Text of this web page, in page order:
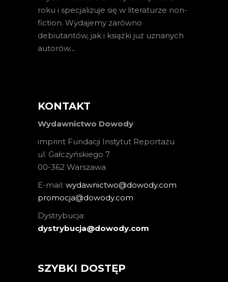
roku i specjalizuje się w literaturze non-
fiction. Wydajemy zarówno
debiutantów, jak i książki już uznanych
autorów…
KONTAKT
Wydawnictwo Dowody
imprint Fundacji Instytut Reportażu
ul. Gałczyńskiego 7
00-362 Warszawa
E-mail: wydawnictwo@dowody.com
promocja@dowody.com
Dystrybucja:
dystrybucja@dowody.com
SZYBKI DOSTĘP